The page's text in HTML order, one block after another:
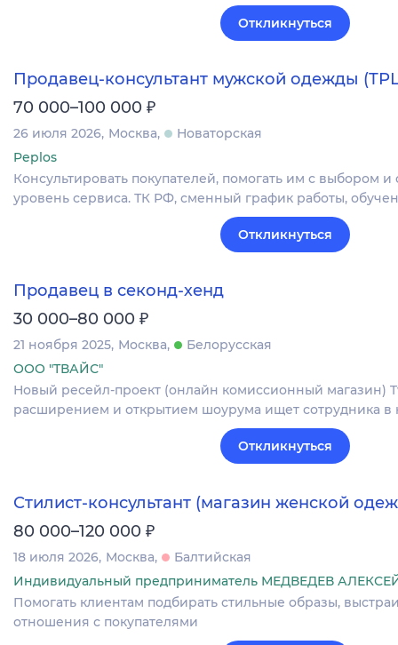
Откликнуться
Продавец-консультант мужской одежды
70 000–100 000 ₽
26 июля 2026 Москва
Новаторская
Peplos
Консультировать покупателей, помогать им с выбором
уровень сервиса. ТК РФ, сменный график работы,
Откликнуться
Продавец в секонд-хенд
30 000–80 000 ₽
21 ноября 2025 Москва
Белорусская
ООО "ТВАЙС"
Новый ресейл-проект (онлайн комиссионный магазин)
расширением и открытием шоурума ищет сотрудника в
Откликнуться
Стилист-консультант (магазин женской
80 000–120 000 ₽
18 июля 2026 Москва
Балтийская
Индивидуальный предприниматель МЕДВЕДЕВ
Помогать клиентам подбирать стильные образы,
отношения с покупателями